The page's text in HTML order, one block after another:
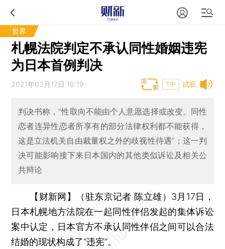
世界
札幌法院判定不承认同性婚姻违宪
为日本首例判决
试听
2021年03月17日 16:19 T中
判决书称，“性取向不能由个人意愿选择或改变。同性
恋者连异性恋者所享有的部分法律权利都不能获得，
这是立法机关自由裁量权之外的歧视性待遇”；这一判
决可能影响接下来日本国内的其他类似诉讼及相关公
共辩论
【财新网】（驻东京记者 陈立雄） 3月17日，
日本札幌地方法院在一起同性伴侣发起的集体诉讼
案中认定，日本官方不承认同性伴侣之间可以合法
结婚的现状构成了“违宪”。